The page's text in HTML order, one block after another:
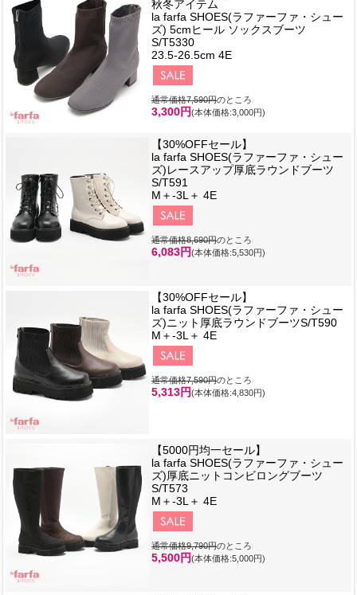
秋冬アイテム
la farfa SHOES(ラファーファ・シュー
ズ) 5cmヒール ソックスブーツ
S/T5330
23.5-26.5cm 4E
通常価格7,590円のところ
3,300円(本体価格:3,000円)
【30%OFFセール】
la farfa SHOES(ラファーファ・シュー
ズ)レースアップ厚底ラウンドブーツ
S/T591
M＋-3L＋ 4E
通常価格8,690円のところ
6,083円(本体価格:5,530円)
【30%OFFセール】
la farfa SHOES(ラファーファ・シュー
ズ)ニット厚底ラウンドブーツS/T590
M＋-3L＋ 4E
通常価格7,590円のところ
5,313円(本体価格:4,830円)
【5000円均一セール】
la farfa SHOES(ラファーファ・シュー
ズ)厚底ニットコンビロングブーツ
S/T573
M＋-3L＋ 4E
通常価格9,790円のところ
5,500円(本体価格:5,000円)